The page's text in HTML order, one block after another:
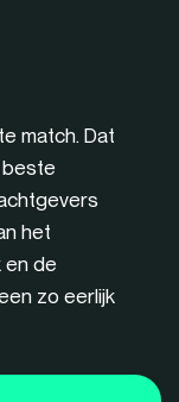
match. Dat
het
en de
zo eerlijk